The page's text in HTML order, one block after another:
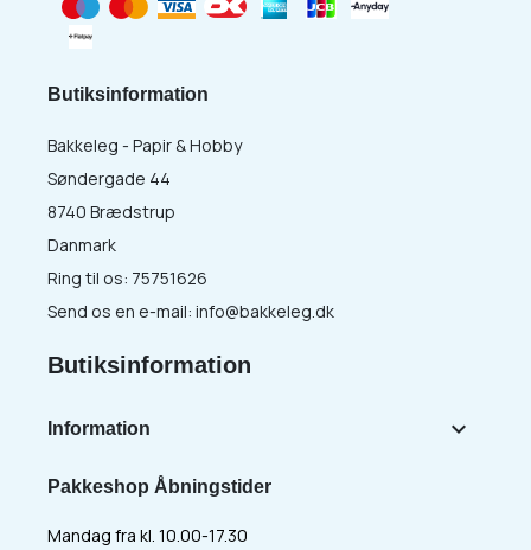
Pakkeshop Åbningstider
Mandag fra kl. 10.00-17.30
Butiksinformation
Bakkeleg - Papir & Hobby
Søndergade 44
8740 Brædstrup
Danmark
Ring til os: 75751626
Send os en e-mail: info@bakkeleg.dk
Butiksinformation
Information 